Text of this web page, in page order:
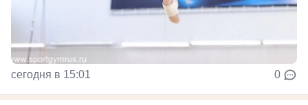
сегодня в 15:01 0